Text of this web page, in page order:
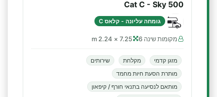
Cat C - Sky 500
גומחה עליונה - קלאס C
מקומות שינה 6 7.25 × 2.24 m
מזגן קדמי מקלחת
שירותים
מותרת הסעת חיות מחמד
מותאם לנסיעה בתנאי חורף / קיפאון